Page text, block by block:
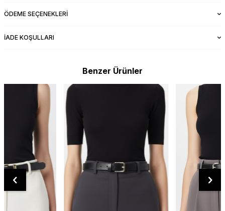
ÖDEME SEÇENEKLERI
İADE KOŞULLARI
Benzer Ürünler